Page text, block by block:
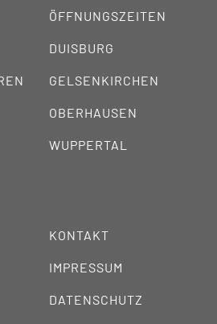
ÖFFNUNGSZEITEN
DUISBURG
GELSENKIRCHEN
OBERHAUSEN
WUPPERTAL
KONTAKT
IMPRESSUM
DATENSCHUTZ